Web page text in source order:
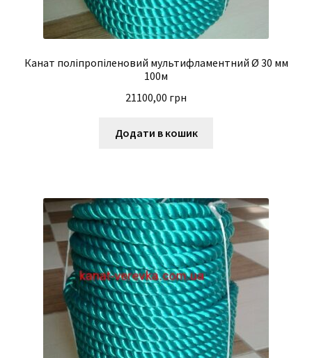
Канат поліпропіленовий мультифламентний Ø 30 мм
100м
21100,00 грн
Додати в кошик